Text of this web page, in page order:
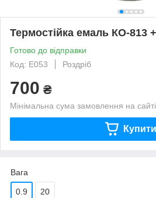
Термостійка емаль КО-813
Готово до відправки
Код: Е053
Роздріб
700 ₴
Мінімальна сума замовлення на
Купити
Вага
0.9 20